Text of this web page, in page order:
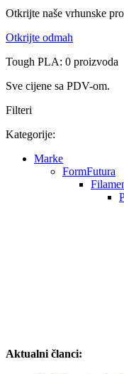
Otkrijte naše vrhunske
Otkrijte odmah
Tough PLA: 0 proizvoda
Sve cijene sa PDV-om.
Filteri
Kategorije:
Marke
FormFutura
Aktualni članci: